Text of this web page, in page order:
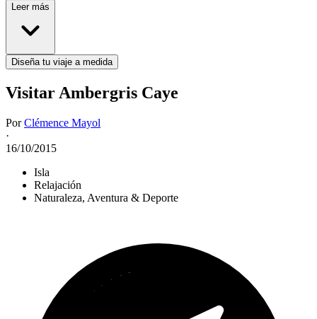
Leer más
Diseña tu viaje a medida
Visitar Ambergris Caye
PorClémence Mayol
·
16/10/2015
Isla
Relajación
Naturaleza, Aventura & Deporte